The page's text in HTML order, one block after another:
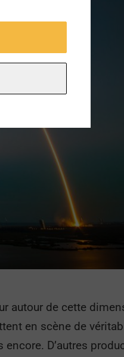
autour de cette
en scène de
D’autres